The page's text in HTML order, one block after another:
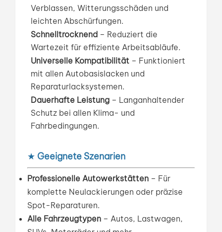
Verblassen, Witterungsschäden und
leichten Abschürfungen.
Schnelltrocknend– Reduziert die
Wartezeit für effiziente Arbeitsabläufe.
Universelle Kompatibilität– Funktioniert
mit allen Autobasislacken und
Reparaturlacksystemen.
Dauerhafte Leistung– Langanhaltender
Schutz bei allen Klima- und
Fahrbedingungen.
★ Geeignete Szenarien
Professionelle Autowerkstätten – Für
komplette Neulackierungen oder präzise
Spot-Reparaturen.
Alle Fahrzeugtypen – Autos, Lastwagen,